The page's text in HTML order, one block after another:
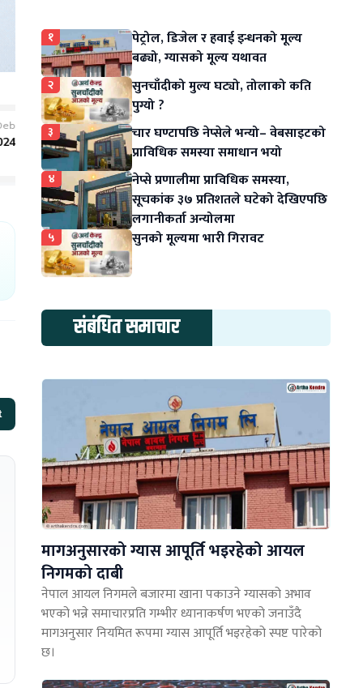
१
पेट्रोल, डिजेल र हवाई इन्धनको मूल्य
बढ्यो, ग्यासको मूल्य यथावत
२
सुनचाँदीको मुल्य घट्यो, तोलाको कति
पुग्यो ?
३
चार घण्टापछि नेप्सेले भन्यो– वेबसाइटको
प्राविधिक समस्या समाधान भयो
४
नेप्से प्रणालीमा प्राविधिक समस्या,
सूचकांक ३७ प्रतिशतले घटेको देखिएपछि
लगानीकर्ता अन्योलमा
५ सुनको मूल्यमा भारी गिरावट
संबंधित समाचार
मागअनुसारको ग्यास आपूर्ति भइरहेको आयल
निगमको दाबी
नेपाल आयल निगमले बजारमा खाना पकाउने ग्यासको अभाव
भएको भन्ने समाचारप्रति गम्भीर ध्यानाकर्षण भएको जनाउँदै
मागअनुसार नियमित रूपमा ग्यास आपूर्ति भइरहेको स्पष्ट पारेको
छ।